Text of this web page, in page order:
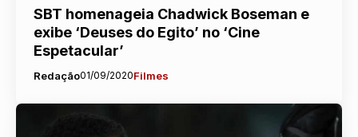
SBT homenageia Chadwick Boseman e
exibe ‘Deuses do Egito’ no ‘Cine
Espetacular’
Redação01/09/2020Filmes